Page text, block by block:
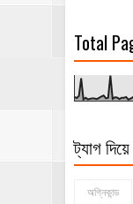
Total
ট্যাগ
অগ্নিকান্ড